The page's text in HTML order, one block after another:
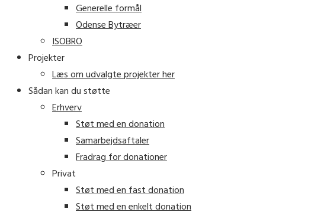
Generelle formål
Odense Bytræer
ISOBRO
Projekter
Læs om udvalgte projekter her
Sådan kan du støtte
Erhverv
Støt med en donation
Samarbejdsaftaler
Fradrag for donationer
Privat
Støt med en fast donation
Støt med en enkelt donation